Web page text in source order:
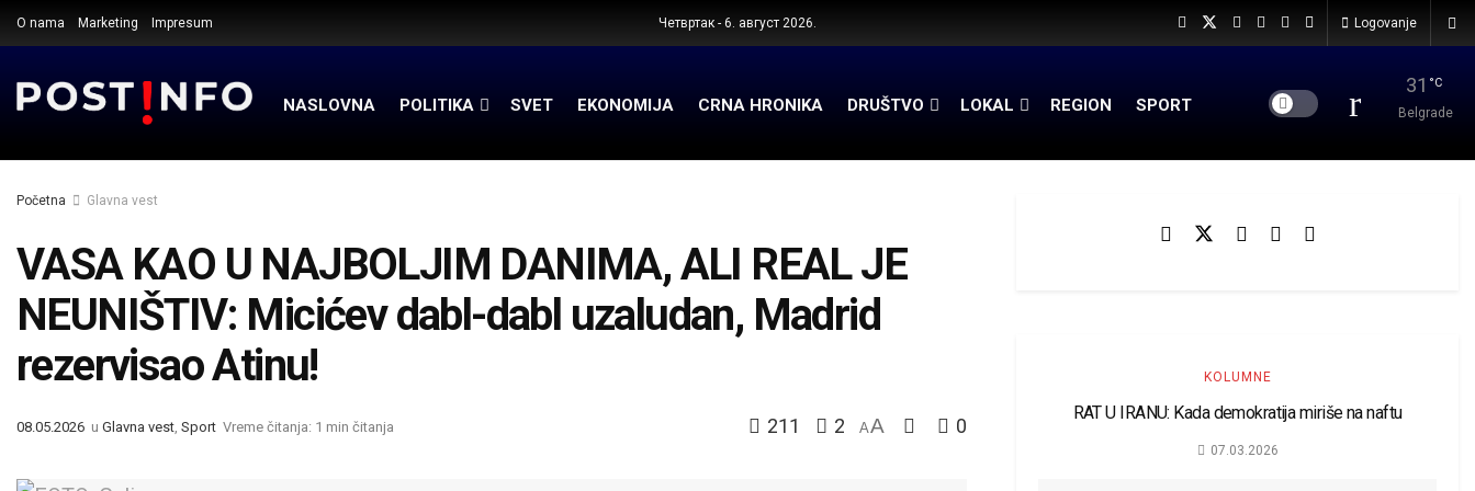
O nama Marketing Impresum Четвртак - 6. август 2026. Logovanje
NASLOVNA POLITIKA SVET EKONOMIJA CRNA HRONIKA DRUŠTVO LOKAL REGION SPORT
31 °C
Belgrade
Početna Glavna vest
VASA KAO U NAJBOLJIM DANIMA, ALI REAL JE
NEUNIŠTIV: Micićev dabl-dabl uzaludan, Madrid
rezervisao Atinu!
08.05.2026 u Glavna vest, Sport Vreme čitanja: 1 min čitanja 211 2 AA 0
KOLUMNE
RAT U IRANU: Kada demokratija miriše na naftu
07.03.2026